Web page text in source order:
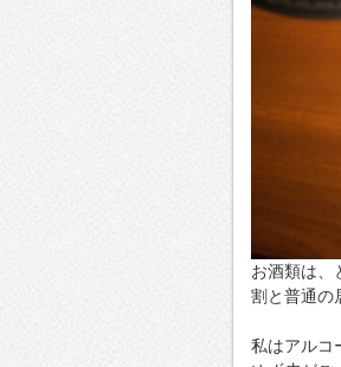
お酒類は、
割と普通の
私はアルコ